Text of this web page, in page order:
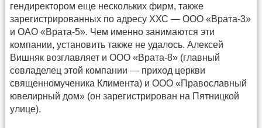
гендиректором еще нескольких фирм, также
зарегистрированных по адресу ХХС — ООО «Врата-3»
и ОАО «Врата-5». Чем именно занимаются эти
компании, установить также не удалось. Алексей
Вишняк возглавляет и ООО «Врата-8» (главный
совладелец этой компании — приход церкви
священномученика Климента) и ООО «Православный
ювелирный дом» (он зарегистрирован на Пятницкой
улице).